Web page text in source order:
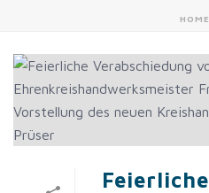
HOME
Feierliche